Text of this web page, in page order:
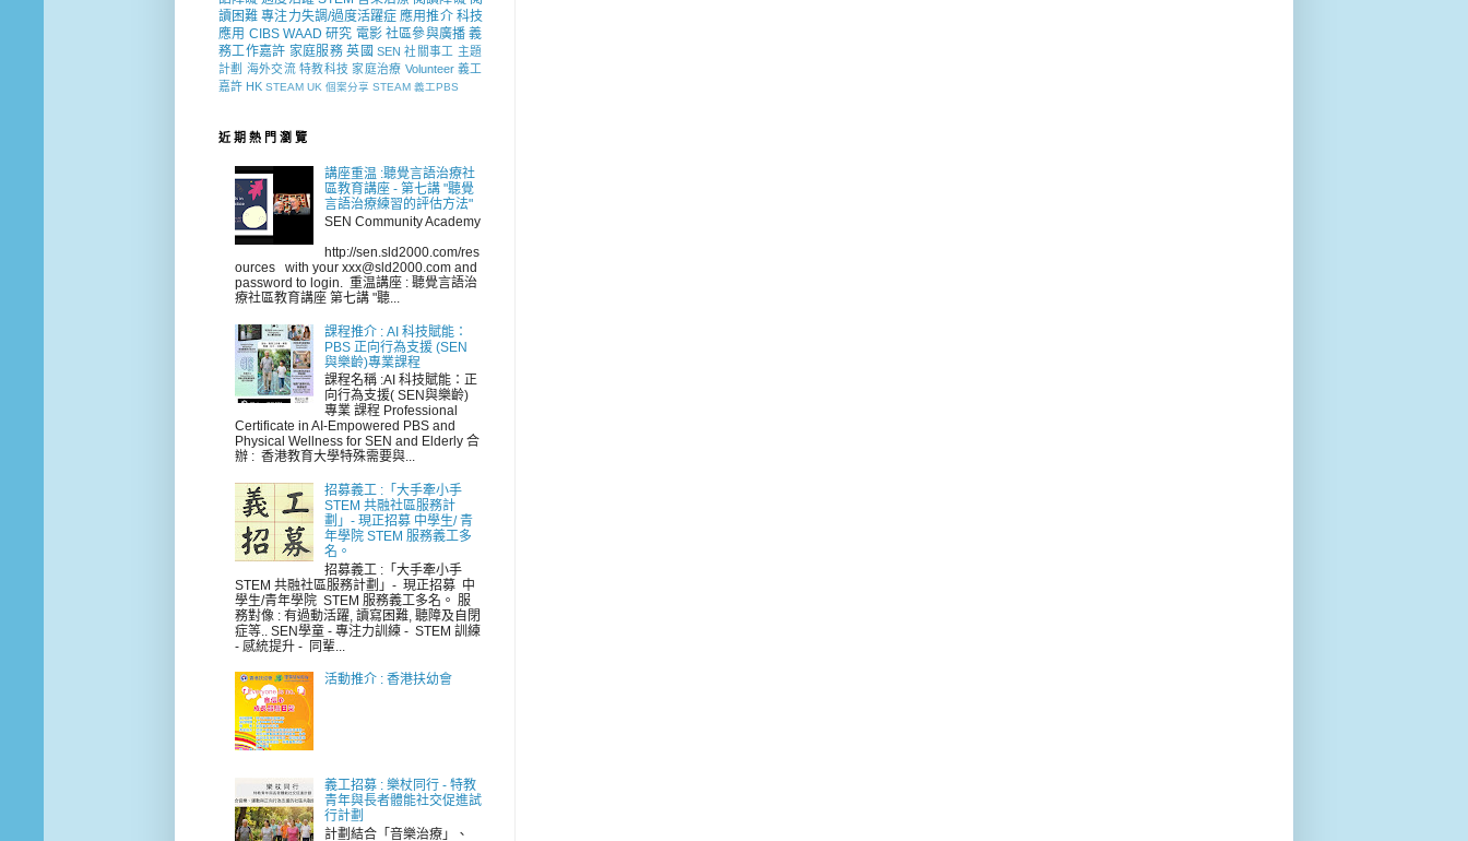
讀困難 專注力失調/過度活躍症 應用推介 科技
應用 CIBS WAAD 研究 電影 社區參與廣播 義
務工作嘉許 家庭服務 英國 SEN 社關事工 主題
計劃 海外交流 特教科技 家庭治療 Volunteer 義工
嘉許 HK STEAM UK 個案分享 STEAM 義工PBS
近 期 熱 門 瀏 覽
講座重温 :聽覺言語治療社
區教育講座 - 第七講 "聽覺
言語治療練習的評估方法"
SEN Community Academy
http://sen.sld2000.com/res
ources with your xxx@sld2000.com and
password to login. 重温講座 : 聽覺言語治
療社區教育講座 第七講 "聽...
課程推介 : AI 科技賦能：
PBS 正向行為支援 (SEN
與樂齡)專業課程
課程名稱 :AI 科技賦能：正
向行為支援( SEN與樂齡)
專業 課程 Professional
Certificate in AI-Empowered PBS and
Physical Wellness for SEN and Elderly 合
辦 : 香港教育大學特殊需要與...
招募義工 :「大手牽小手
STEM 共融社區服務計
劃」- 現正招募 中學生/ 青
年學院 STEM 服務義工多
名。
招募義工 :「大手牽小手
STEM 共融社區服務計劃」- 現正招募 中
學生/青年學院 STEM 服務義工多名。 服
務對像 : 有過動活躍, 讀寫困難, 聽障及自閉
症等.. SEN學童 - 專注力訓練 - STEM 訓練
- 感統提升 - 同輩...
活動推介 : 香港扶幼會
義工招募 : 樂杖同行 - 特教
青年與長者體能社交促進試
行計劃
計劃結合「音樂治療」、